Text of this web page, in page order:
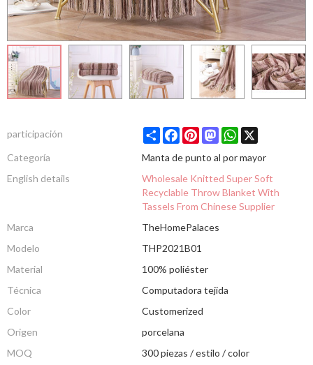
participación ShareFacebookPinterestMastodonWhatsApp
X
Categoría
Manta de punto al por mayor
English details
Wholesale Knitted Super Soft
Recyclable Throw Blanket With
Tassels From Chinese Supplier
Marca
TheHomePalaces
Modelo
THP2021B01
Material
100% poliéster
Técnica
Computadora tejida
Color
Customerized
Origen
porcelana
MOQ
300 piezas / estilo / color